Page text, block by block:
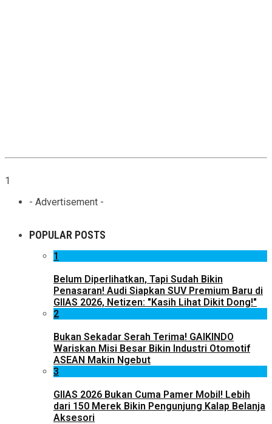
1
- Advertisement -
POPULAR POSTS
1
Belum Diperlihatkan, Tapi Sudah Bikin
Penasaran! Audi Siapkan SUV Premium Baru di
GIIAS 2026, Netizen: "Kasih Lihat Dikit Dong!"
2
Bukan Sekadar Serah Terima! GAIKINDO
Wariskan Misi Besar Bikin Industri Otomotif
ASEAN Makin Ngebut
3
GIIAS 2026 Bukan Cuma Pamer Mobil! Lebih
dari 150 Merek Bikin Pengunjung Kalap Belanja
Aksesori